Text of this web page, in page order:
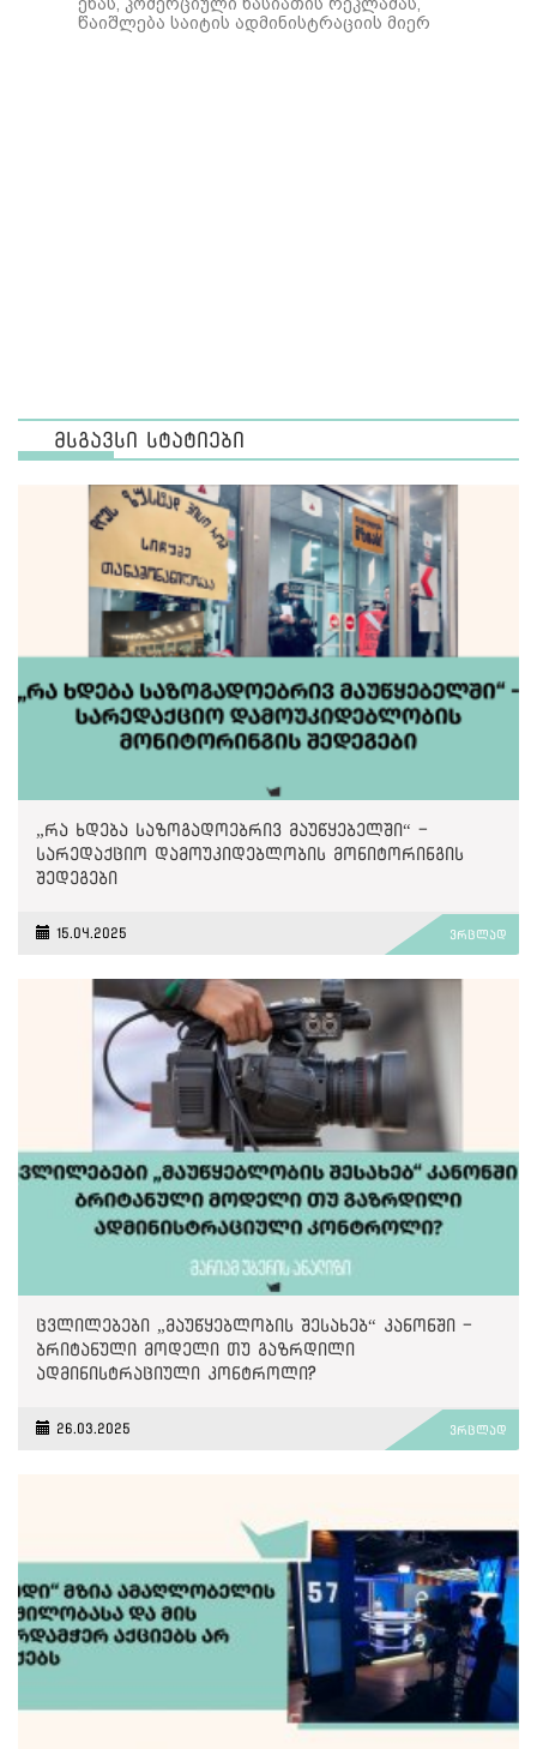
ენას, კომერციული ხასიათის რეკლამას,
წაიშლება საიტის ადმინისტრაციის მიერ
მსგავსი სტატიები
„რა ხდება საზოგადოებრივ მაუწყებელში“ -
სარედაქციო დამოუკიდებლობის მონიტორინგის
შედეგები
15.04.2025 ვრცლად
ცვლილებები „მაუწყებლობის შესახებ“ კანონში -
ბრიტანული მოდელი თუ გაზრდილი
ადმინისტრაციული კონტროლი?
26.03.2025 ვრცლად